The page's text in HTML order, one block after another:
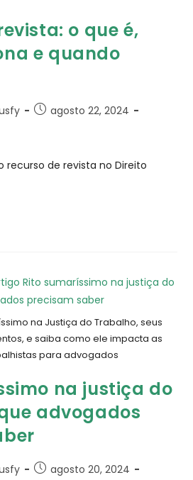
o que é,
e quando
agosto 22, 2024
recurso de revista no Direito
na Justiça do Trabalho, seus
e saiba como ele impacta as
para advogados
na justiça do
advogados
agosto 20, 2024